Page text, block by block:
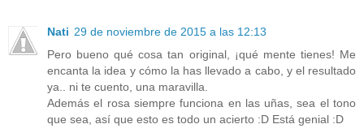
Nati 29 de noviembre de 2015 a las 12:13
Pero bueno qué cosa tan original, ¡qué mente tienes! Me
encanta la idea y cómo la has llevado a cabo, y el resultado
ya.. ni te cuento, una maravilla.
Además el rosa siempre funciona en las uñas, sea el tono
que sea, así que esto es todo un acierto :D Está genial :D